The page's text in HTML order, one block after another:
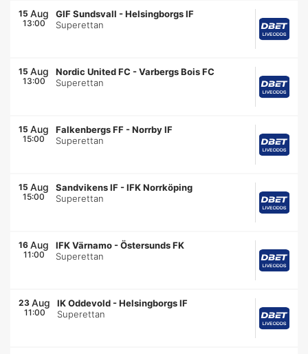
15 Aug
13:00
GIF Sundsvall -Helsingborgs IF
Superettan
15 Aug
13:00
Nordic United FC -Varbergs Bois FC
Superettan
15 Aug
15:00
Falkenbergs FF -Norrby IF
Superettan
15 Aug
15:00
Sandvikens IF -IFK Norrköping
Superettan
16 Aug
11:00
IFK Värnamo -Östersunds FK
Superettan
23 Aug
11:00
IK Oddevold -Helsingborgs IF
Superettan